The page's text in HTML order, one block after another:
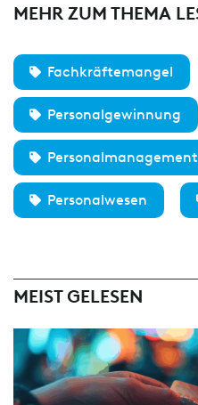
MEHR ZUM THEMA
Fachkräftemangel
Personalgewinnung
Personalmanagement
Personalwesen
MEIST GELESEN